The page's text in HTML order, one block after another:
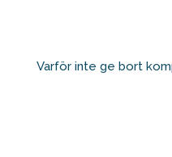
Varför inte ge bort